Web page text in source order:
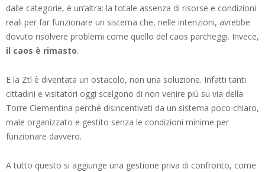
dalle categorie, è un’altra: la totale assenza di risorse e condizioni
reali per far funzionare un sistema che, nelle intenzioni, avrebbe
dovuto risolvere problemi come quello del caos parcheggi. Invece,
il caos è rimasto.
E la Ztl è diventata un ostacolo, non una soluzione. Infatti tanti
cittadini e visitatori oggi scelgono di non venire più su via della
Torre Clementina perché disincentivati da un sistema poco chiaro,
male organizzato e gestito senza le condizioni minime per
funzionare davvero.
A tutto questo si aggiunge una gestione priva di confronto, come